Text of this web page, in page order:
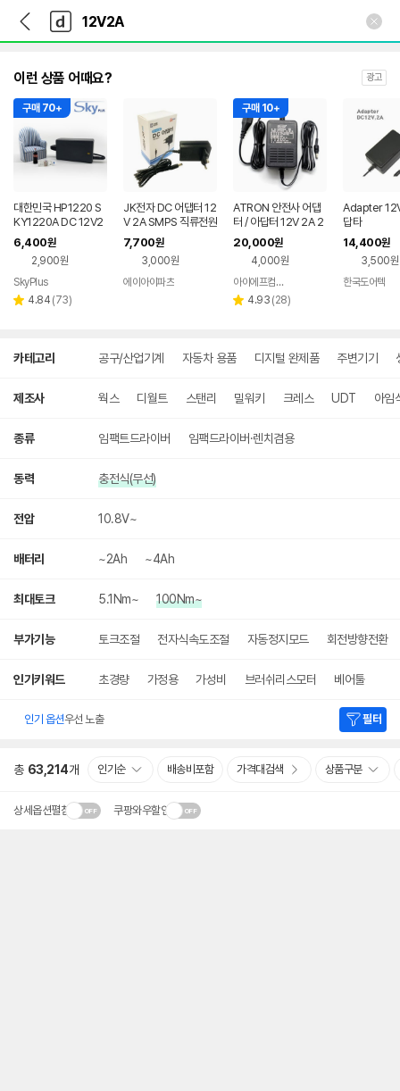
다
나
와
가
다
와
인
이런 상품 어때요? 광고
구매 70+
대한민국 HP1220 S
KY1220A DC 12V2
A 어댑터 SKYPLUS
하늘컴플러스
6,400원
2,900원
페이
SkyPlus
별 4.84 리
(73)
JK전자 DC 어댑터 12
V 2A SMPS 직류전원
장치
7,700원
3,000원
에이아이파츠
구매 10+
ATRON 안전사 어댑
터 / 아답터 12V 2A 2
파이 리니어타입
20,000원
4,000원
페이
아이에프컴퍼니
별 4.93 리
(28)
Adapter
답타
14,400원
3,500원
한국도어텍
카테고리 공구/산업기계 자동차 용품 디지털 완제품 주변기기
제조사 웍스 디월트 스탠리 밀워키 크레스 UDT 아임
종류 임팩트드라이버 임팩드라이버·렌치겸용
동력 충전식(무선)
전압 10.8V~
배터리 ~2Ah ~4Ah
최대토크 5.1Nm~ 100Nm~
부가기능 토크조절 전자식속도조절 자동정지모드 회전방향전환
인기키워드 초경량 가정용 가성비 브러쉬리스모터 베어툴
인기 옵션우선 노출 필터
총 63,214개 인기순 배송비포함 가격대검색 상품구분
상세옵션펼침 쿠팡와우할인